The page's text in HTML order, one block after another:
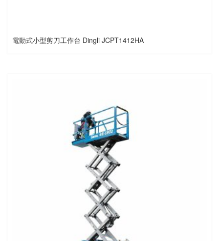
電動式小型剪刀工作台 Dingli JCPT1412HA